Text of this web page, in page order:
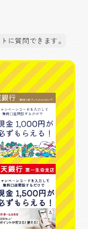
に質問できます。